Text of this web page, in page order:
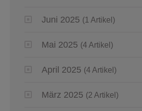
Juni 2025 (1 Artikel)
Mai 2025 (4 Artikel)
April 2025 (4 Artikel)
März 2025 (2 Artikel)